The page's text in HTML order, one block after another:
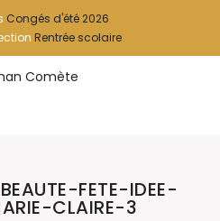
Congés d'été 2026
Rentrée scolaire
FETE-IDEE-
CLAIRE-3